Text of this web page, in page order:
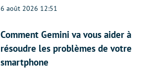
6 août 2026 12:51
Comment Gemini va vous aider à
résoudre les problèmes de votre
smartphone